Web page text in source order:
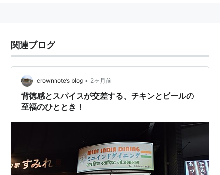
● 東京メトロ東西線《各駅停車と通勤快速が停車》
中野駅(T01)… 高田馬場駅(
砂町駅(T15 ) ←「西葛西駅(T16 )」→葛西駅 T17)−
安駅(T18 )… 妙典駅
）直通（
以西）
吉祥寺駅 三鷹駅)
東葉高速鉄道直通（西船橋以遠）…(至・八千代
緑が丘駅 東葉勝田台駅)
関連ブログ
crownnote’s blog • 2ヶ月前
背徳感とスパイスが交差する、チキンとビールの
至福のひととき！